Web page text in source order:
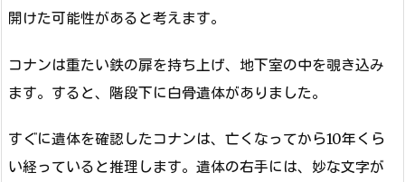
開けた可能性があると考えます。
コナンは重たい鉄の扉を持ち上げ、地下室の中を覗き込み
ます。すると、階段下に白骨遺体がありました。
すぐに遺体を確認したコナンは、亡くなってから10年くら
い経っていると推理します。遺体の右手には、妙な文字が